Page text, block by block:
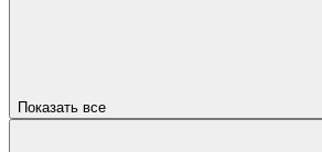
Показать все